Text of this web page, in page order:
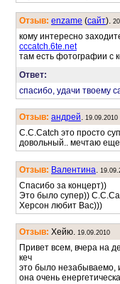
Отзыв: enzame (cайт).
кому интересно
cccatch.6te.net
там есть фотографии с
Ответ:
спасибо, удачи твоему
Отзыв: андрей. 19.09.2010
C.C.Catch это просто
довольный.. мечтаю еще
Отзыв: Валентина
Спасибо за концерт))
Это было супер))
Херсон любит Вас)))
Отзыв: Хейю. 19.09.2010
Привет всем, вчера на
кеч
это было незабываемо,
она очень